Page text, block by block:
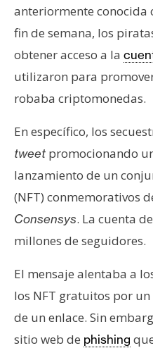
i
s
N
o
a
s
d
e
r
e
s
a
anteriormente conocida
fin de semana, los
obtener acceso a la
utilizaron para
robaba criptomonedas.
En específico, los
tweet promocionando
lanzamiento de un
(NFT) conmemorativos
Consensys. La cuenta
millones de seguidores.
El mensaje alentaba a
los NFT gratuitos por
de un enlace. Sin
sitio web de phishing